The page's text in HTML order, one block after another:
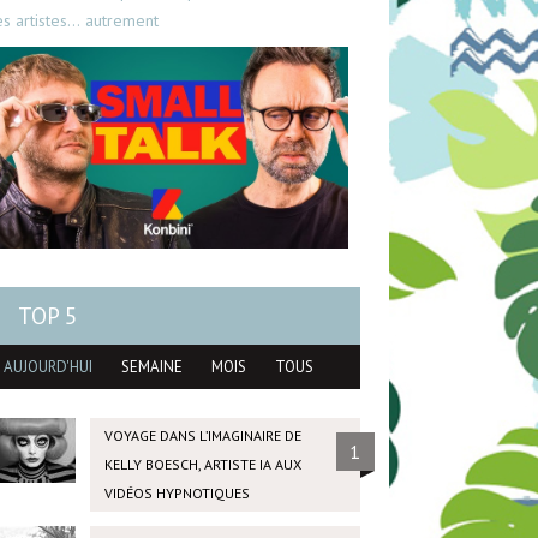
artistes… autrement
TOP 5
AUJOURD'HUI SEMAINE MOIS TOUS
VOYAGE DANS L’IMAGINAIRE DE
KELLY BOESCH, ARTISTE IA AUX
VIDÉOS HYPNOTIQUES
1